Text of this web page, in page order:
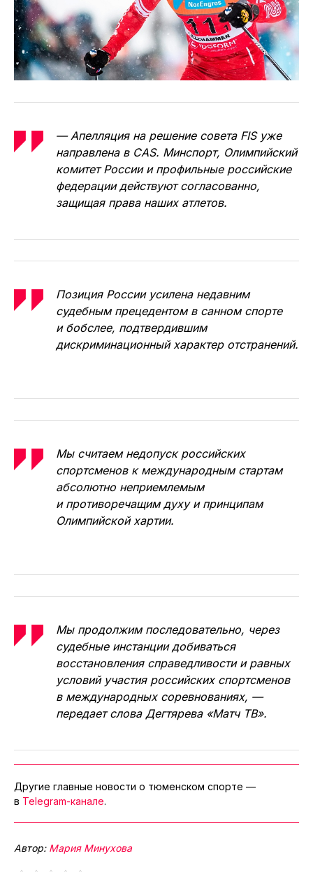
— Апелляция на решение совета FIS уже
направлена в CAS. Минспорт, Олимпийский
комитет России и профильные российские
федерации действуют согласованно,
защищая права наших атлетов.
Позиция России усилена недавним
судебным прецедентом в санном спорте
и бобслее, подтвердившим
дискриминационный характер отстранений.
Мы считаем недопуск российских
спортсменов к международным стартам
абсолютно неприемлемым
и противоречащим духу и принципам
Олимпийской хартии.
Мы продолжим последовательно, через
судебные инстанции добиваться
восстановления справедливости и равных
условий участия российских спортсменов
в международных соревнованиях, —
передает слова Дегтярева «Матч ТВ».
Другие главные новости о тюменском спорте —
в Telegram-канале.
Автор: Мария Минухова